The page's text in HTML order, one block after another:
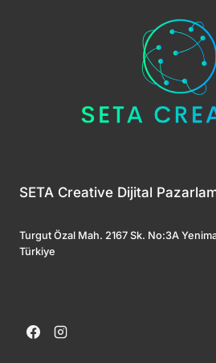
SETA Creative Dijital
Turgut Özal Mah. 2167 Sk. No:3A
Türkiye